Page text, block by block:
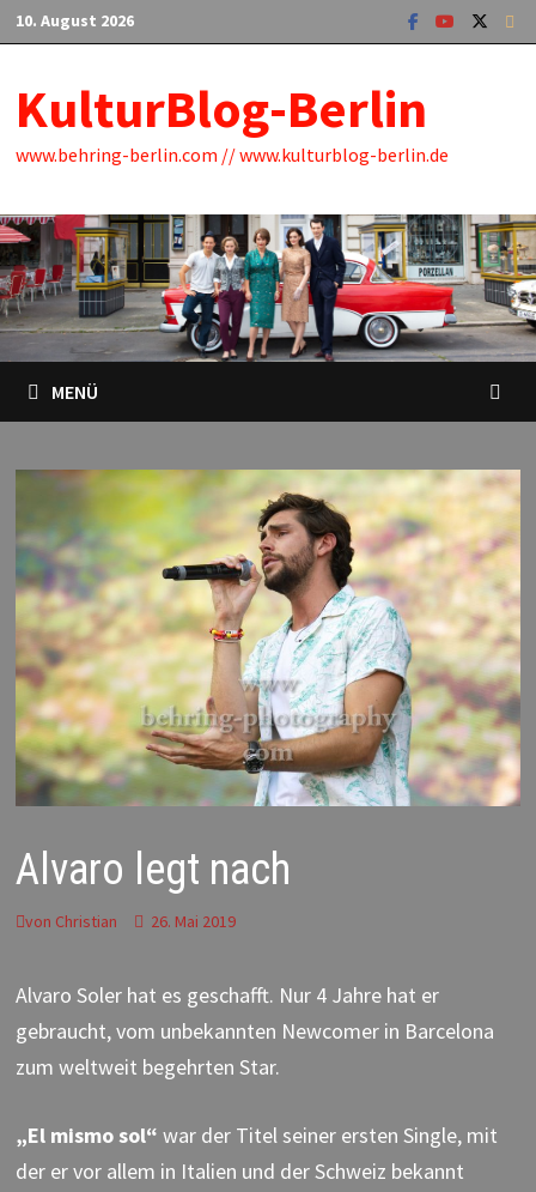
Zum
Inhalt
10. August 2026
KulturBlog-Berlin
www.behring-berlin.com // www.kulturblog-berlin.de
MENÜ
Alvaro legt nach
von Christian 26. Mai 2019
Alvaro Soler hat es geschafft. Nur 4 Jahre hat er
gebraucht, vom unbekannten Newcomer in Barcelona
zum weltweit begehrten Star.
„El mismo sol“ war der Titel seiner ersten Single, mit
der er vor allem in Italien und der Schweiz bekannt